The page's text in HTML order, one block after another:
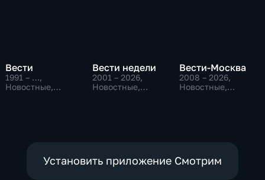
Вести
1991 – …,
Новостные,
Вести недели
2001 – 2026,
Новостные,
Вести-Москва
2008 – 2026,
Новостные,
Установить приложение Смотрим